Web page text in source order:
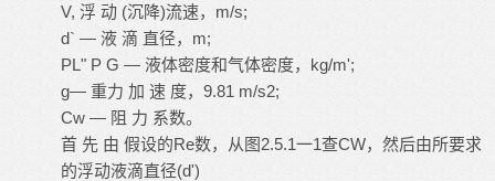
V, 浮 动 (沉降)流速，m/s;
d` — 液 滴 直径，m;
PL" P G — 液体密度和气体密度，kg/m';
g— 重力 加 速 度，9.81 m/s2;
Cw — 阻 力 系数。
首 先 由 假设的Re数，从图2.5.1一1查CW，然后由所要求
的浮动液滴直径(d')